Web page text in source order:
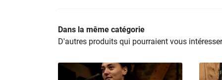
Dans la même catégorie
D'autres produits qui pourraient vous intéresser